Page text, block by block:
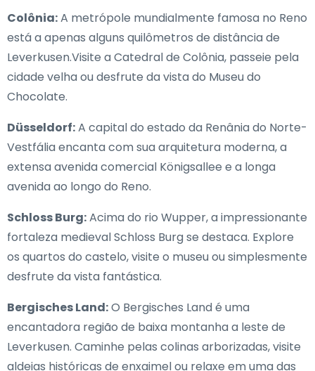
Colônia:A metrópole mundialmente famosa no Reno
está a apenas alguns quilômetros de distância de
Leverkusen.Visite a Catedral de Colônia, passeie pela
cidade velha ou desfrute da vista do Museu do
Chocolate.
Düsseldorf:A capital do estado da Renânia do Norte-
Vestfália encanta com sua arquitetura moderna, a
extensa avenida comercial Königsallee e a longa
avenida ao longo do Reno.
Schloss Burg:Acima do rio Wupper, a impressionante
fortaleza medieval Schloss Burg se destaca. Explore
os quartos do castelo, visite o museu ou simplesmente
desfrute da vista fantástica.
Bergisches Land:O Bergisches Land é uma
encantadora região de baixa montanha a leste de
Leverkusen. Caminhe pelas colinas arborizadas, visite
aldeias históricas de enxaimel ou relaxe em uma das